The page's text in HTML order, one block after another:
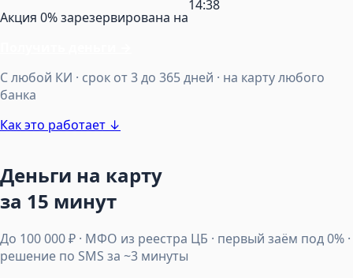
Акция 0% зарезервирована на
14:38
С любой КИ · срок от 3 до 365 дней · на карту любого
банка
Как это работает ↓
Деньги на карту
за 15 минут
До 100 000 ₽ · МФО из реестра ЦБ · первый заём под 0% ·
решение по SMS за ~3 минуты